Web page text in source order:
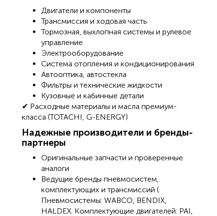
Двигатели и компоненты
Трансмиссия и ходовая часть
Тормозная, выхлопная системы и рулевое
управление
Электрооборудование
Система отопления и кондиционирования
Автооптика, автостекла
Фильтры и технические жидкости
Кузовные и кабинные детали
✔ Расходные материалы и масла премиум-
класса (TOTACHI, G-ENERGY)
Надежные производители и бренды-
партнеры
Оригинальные запчасти и проверенные
аналоги
Ведущие бренды пневмосистем,
комплектующих и трансмиссий (
Пневмосистемы: WABCO, BENDIX,
HALDEX. Комплектующие двигателей: PAI,